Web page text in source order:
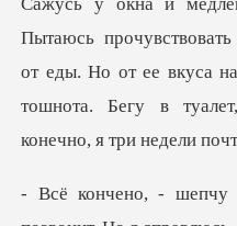
от еды. Но от ее вкуса
тошнота.